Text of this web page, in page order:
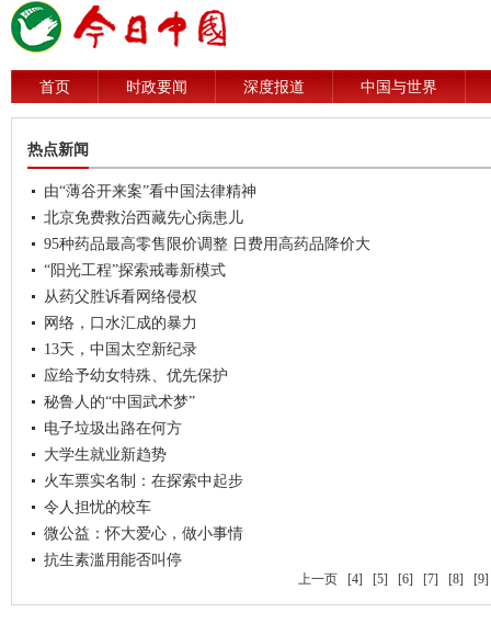
首页 时政要闻 深度报道 中国与世界
热点新闻
由“薄谷开来案”看中国法律精神
北京免费救治西藏先心病患儿
95种药品最高零售限价调整 日费用高药品降价大
“阳光工程”探索戒毒新模式
从药父胜诉看网络侵权
网络，口水汇成的暴力
13天，中国太空新纪录
应给予幼女特殊、优先保护
秘鲁人的“中国武术梦”
电子垃圾出路在何方
大学生就业新趋势
火车票实名制：在探索中起步
令人担忧的校车
微公益：怀大爱心，做小事情
抗生素滥用能否叫停
上一页 [4] [5] [6] [7] [8] [9]